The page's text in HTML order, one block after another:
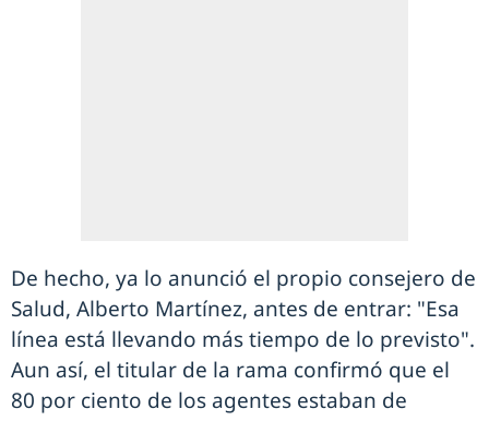
De hecho, ya lo anunció el propio consejero de
Salud, Alberto Martínez, antes de entrar: "Esa
línea está llevando más tiempo de lo previsto".
Aun así, el titular de la rama confirmó que el
80 por ciento de los agentes estaban de